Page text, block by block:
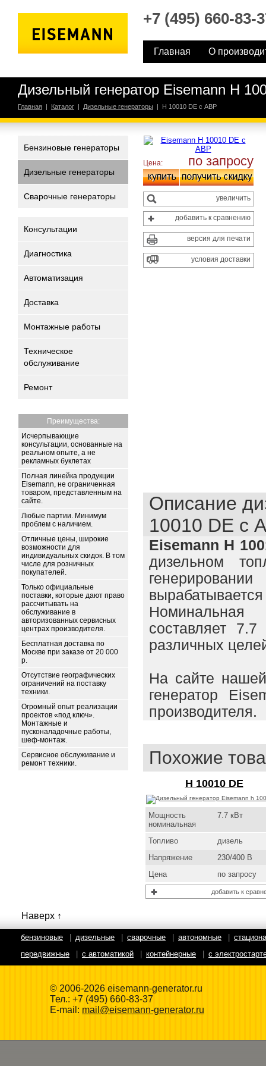
+7 (495) 660-83-
Главная О
Дизельный генератор Eisemann H
Главная | Каталог | Дизельные генераторы | H 10010 DE с АВР
Бензиновые генераторы
Дизельные генераторы
Сварочные генераторы
Консультации
Диагностика
Автоматизация
Доставка
Монтажные работы
Техническое
обслуживание
Ремонт
Преимущества:
Исчерпывающие
консультации, основанные на
реальном опыте, а не
рекламных буклетах
Полная линейка продукции
Eisemann, не ограниченная
товаром, представленным на
сайте.
Любые партии. Минимум
проблем с наличием.
Отличные цены, широкие
возможности для
индивидуальных скидок. В том
числе для розничных
покупателей.
Только официальные
поставки, которые дают право
рассчитывать на
обслуживание в
авторизованных сервисных
центрах производителя.
Бесплатная доставка по
Москве при заказе от 20 000
р.
Отсутствие географических
ограничений на поставку
техники.
Огромный опыт реализации
проектов «под ключ».
Монтажные и
пусконаладочные работы,
шеф-монтаж.
Сервисное обслуживание и
ремонт техники.
Цена: по запросу
увеличить
добавить к сравнению
версия для печати
условия доставки
Описание
10010 DE с
Eisemann H
дизельном
составляет
различных
На сайте
генератор
производителя.
Похожие
H 10010 DE
Мощность
номинальная
7.7 кВт
Топливо
дизель
Напряжение
230/400 В
Цена
по запросу
добавить к
Наверх ↑
бензиновые дизельные сварочные автономные
передвижные
с автоматикой контейнерные с
© 2006-2026 eisemann-generator.ru
Тел.: +7 (495) 660-83-37
E-mail: mail@eisemann-generator.ru